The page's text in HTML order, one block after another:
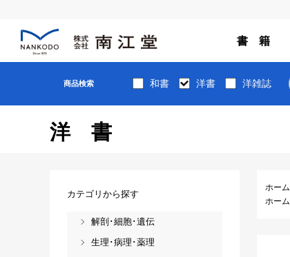
書 籍
商品検索 和書 洋書 洋雑誌
洋書
ホーム
ホーム
カテゴリから探す
解剖･細胞･遺伝
生理･病理･薬理